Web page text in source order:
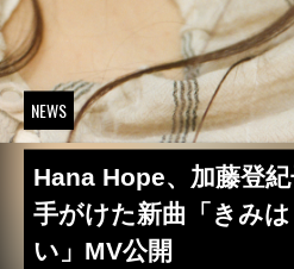
NEWS
Hana Hope、加藤登
手がけた新曲「きみ
い」MV公開